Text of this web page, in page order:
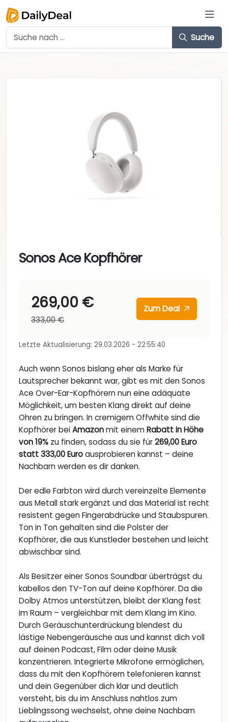
Suche
Sonos Ace Kopfhörer
269,00 €
333,00 €
Zum Deal
Letzte Aktualisierung: 29.03.2026 - 22:55:40
Auch wenn Sonos bislang eher als Marke für
Lautsprecher bekannt war, gibt es mit den Sonos
Ace Over-Ear-Kopfhörern nun eine adäquate
Möglichkeit, um besten Klang direkt auf deine
Ohren zu bringen. In cremigem Offwhite sind die
Kopfhörer beiAmazonmit einemRabatt in Höhe
von 19% zu finden, sodass du sie für269,00 Euro
statt 333,00 Euroausprobieren kannst – deine
Nachbarn werden es dir danken.
Der edle Farbton wird durch vereinzelte Elemente
aus Metall stark ergänzt und das Material ist recht
resistent gegen Fingerabdrücke und Staubspuren.
Ton in Ton gehalten sind die Polster der
Kopfhörer, die aus Kunstleder bestehen und leicht
abwischbar sind.
Als Besitzer einer Sonos Soundbar überträgst du
kabellos den TV-Ton auf deine Kopfhörer. Da die
Dolby Atmos unterstützen, bleibt der Klang fest
im Raum – vergleichbar mit dem Klang im Kino.
Durch Geräuschunterdrückung blendest du
lästige Nebengeräusche aus und kannst dich voll
auf deinen Podcast, Film oder deine Musik
konzentrieren. Integrierte Mikrofone ermöglichen,
dass du mit den Kopfhörern telefonieren kannst
und dein Gegenüber dich klar und deutlich
versteht, bis du im Anschluss nahtlos zum
Lieblingssong wechselst, ohne deine Nachbarn